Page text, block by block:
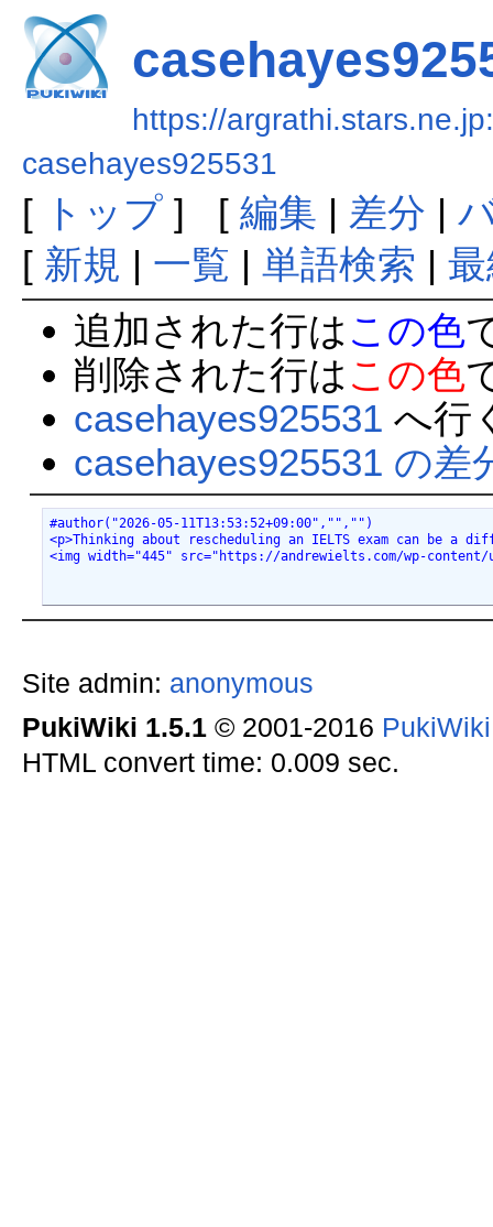
https://
casehayes925531
[ トップ] [ 編集 | 差分 |
[ 新規 | 一覧 | 単語検索 |
追加された行は この色
削除された行は この色
casehayes925531 へ行
casehayes925531 の差
#author("2026-05-11T13:53:52+09:00","","")
<p>Thinking about rescheduling an IELTS exam
<img width="445" src="https://andrewielts.com/wp-content/
Site admin: anonymous
PukiWiki 1.5.1© 2001-2016
HTML convert time: 0.009 sec.